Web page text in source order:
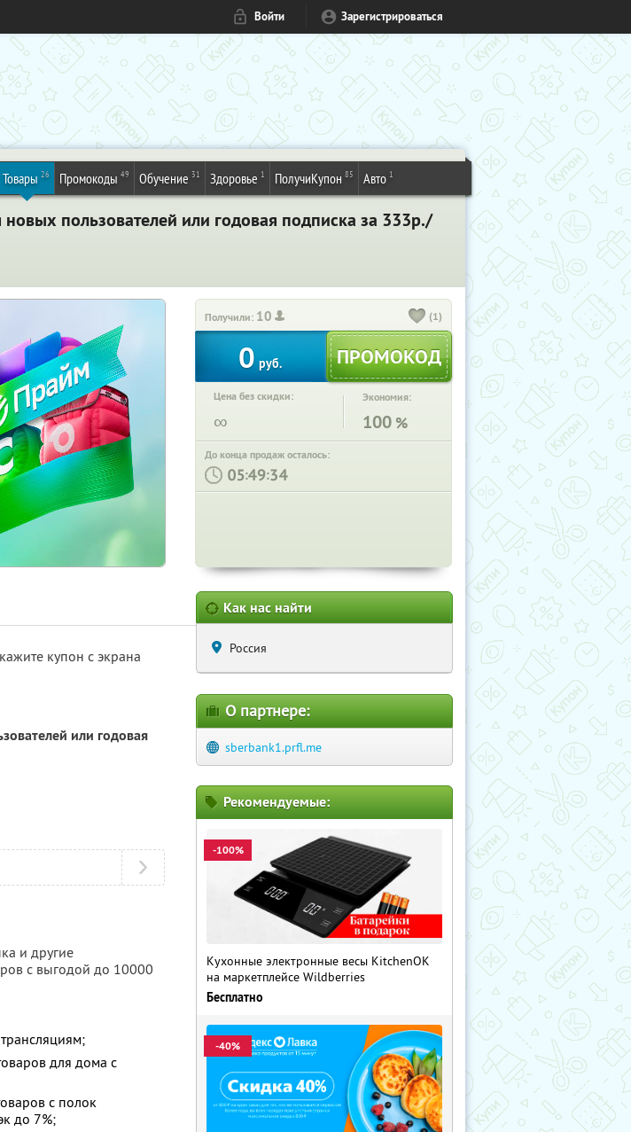
Войти Зарегистрироваться
Товары 26 Промокоды 49 Обучение 31 Здоровье 1 ПолучиКупон 85 Авто 1
пользователей или годовая подписка за 333р./
Получили: 10 (1)
0 руб.
Цена без скидки:
∞
Экономия:
100 %
До конца продаж осталось:
: :
купон с экрана
или годовая
и другие
с выгодой до 10000
для дома с
с полок
до 7%;
Как нас найти
Россия
О партнере:
sberbank1.prfl.me
Рекомендуемые:
-100%
Кухонные электронные весы KitchenOK
на маркетплейсе Wildberries
Бесплатно
-40%